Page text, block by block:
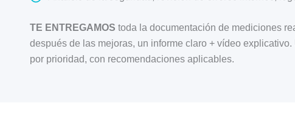
TE ENTREGAMOS toda la documentación de mediciones
después de las mejoras, un informe claro + vídeo
por prioridad, con recomendaciones aplicables.